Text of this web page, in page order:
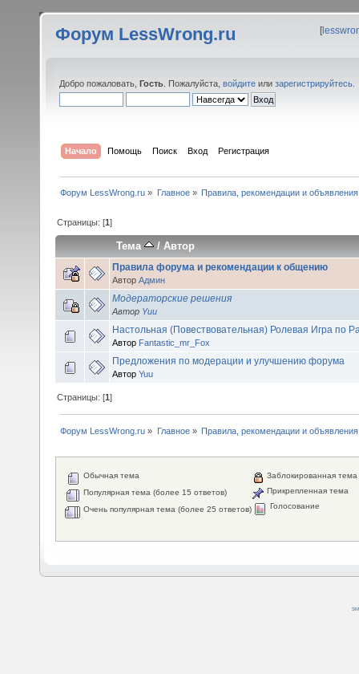
Форум LessWrong.ru [
Добро пожаловать, Гость . Пожалуйста, войдите или зарегистрируйтесь
Начало Помощь Поиск Вход Регистрация
Форум LessWrong.ru » Главное» Правила, рекомендации и объявления
Страницы: [1]
Тема /Автор
Правила форума и рекомендации к общению
Автор Админ
Модераторские решения
Автор Yuu
Настольная (Повествовательная) Ролевая Игра по
Автор Fantastic_mr_Fox
Предложения по модерации и улучшению форума
Автор Yuu
Страницы: [1]
Форум LessWrong.ru » Главное» Правила, рекомендации и объявления
Обычная тема
Популярная тема (более 15 ответов)
Очень популярная тема (более 25 ответов)
Заблокированная тема
Прикрепленная тема
Голосование